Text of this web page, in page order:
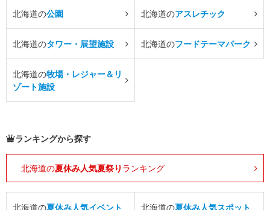
北海道の公園 北海道のアスレチック
北海道のタワー・展望施設 北海道のフードテーマパーク
北海道の牧場・レジャー＆リ
ゾート施設
ランキングから探す
北海道の夏休み人気夏祭り ランキング
北海道の夏休み人気イベント 北海道の夏休み人気スポット